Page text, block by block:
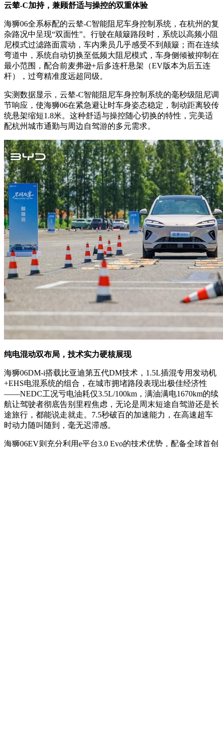
云辇-C加持，兼顾舒适与操控的双重体验
海狮06全系标配的云辇-C智能阻尼车身控制系统，在杭州的复
杂路况中呈现“双面性”。行驶在颠簸路段时，系统以高频小阻
尼模式过滤路面震动，车内乘员几乎感受不到颠簸；而在连续
弯道中，系统自动切换至低频大阻尼模式，车身侧倾被抑制在
最小范围，配合前麦弗逊+后多连杆悬架（EV版本为后五连
杆），过弯精准度远超同级。
实测数据显示，云辇-C智能阻尼车身控制系统的毫秒级阻尼调
节响应，使海狮06在紧急避让时车身姿态稳定，制动距离较传
统悬架缩短1.8米。这种舒适与操控随心切换的特性，完美适
配杭州城市通勤与周边自驾游的多元需求。
纯电混动双布局，技术实力硬核展现
海狮06DM-i搭载比亚迪第五代DM技术，1.5L插混专用发动机
+EHS电混系统的组合，在城市拥堵路段表现出极佳经济性
——NEDC工况亏电油耗仅3.5L/100km，满油满电1670km的续
航让驾驶者彻底告别里程焦虑，无论是周末短途自驾游还是长
途旅行，都能说走就走。7.5秒破百的加速能力，在高速超车
时动力随叫随到，毫无迟滞感。
海狮06EV则充分利用e平台3.0 Evo的技术优势，配备全球首创